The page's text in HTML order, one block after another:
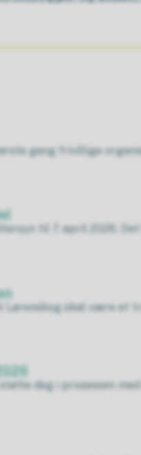
gang frivillige
til 7. april 2026.
skal være et
deg i prosessen